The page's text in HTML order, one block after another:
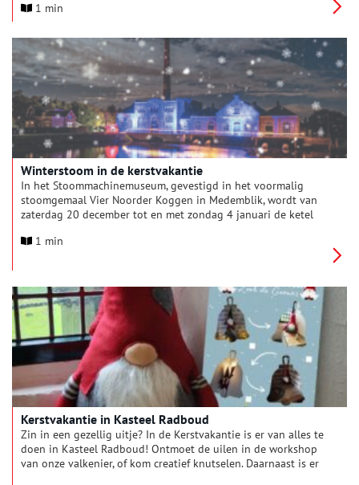
je een pootje helpen!
1 min
Winterstoom in de kerstvakantie
In het Stoommachinemuseum, gevestigd in het voormalig
stoomgemaal Vier Noorder Koggen in Medemblik, wordt van
zaterdag 20 december tot en met zondag 4 januari de ketel
wereld van stoom en ontdek de kracht van water en vuur!
voor kinderen valt er van alles te zien en te beleven in het
museum.
1 min
Kerstvakantie in Kasteel Radboud
Zin in een gezellig uitje? In de Kerstvakantie is er van alles te
doen in Kasteel Radboud! Ontmoet de uilen in de workshop
van onze valkenier, of kom creatief knutselen. Daarnaast is er